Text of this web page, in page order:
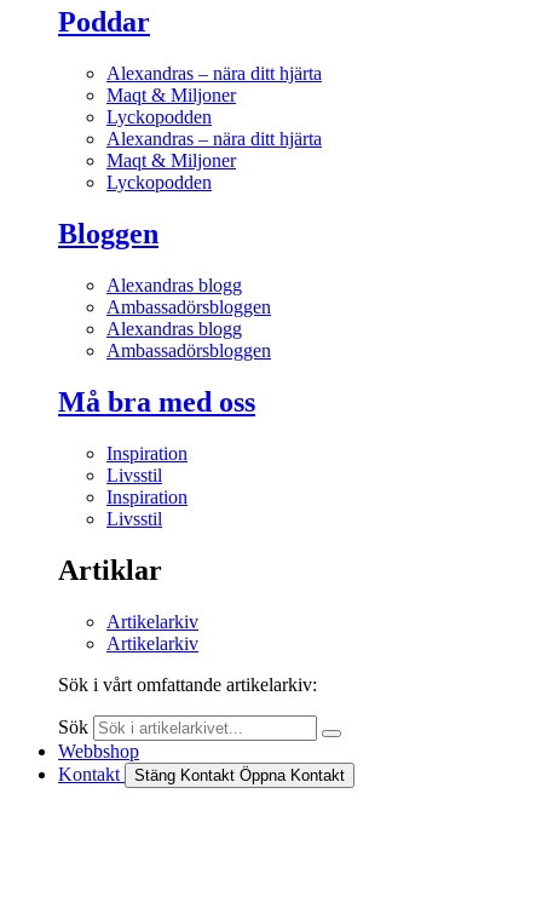
Poddar
Alexandras – nära ditt hjärta
Maqt & Miljoner
Lyckopodden
Alexandras – nära ditt hjärta
Maqt & Miljoner
Lyckopodden
Bloggen
Alexandras blogg
Ambassadörsbloggen
Alexandras blogg
Ambassadörsbloggen
Må bra med oss
Inspiration
Livsstil
Inspiration
Livsstil
Artiklar
Artikelarkiv
Artikelarkiv
Sök i vårt omfattande artikelarkiv:
Sök
Webbshop
Kontakt
Stäng Kontakt Öppna Kontakt